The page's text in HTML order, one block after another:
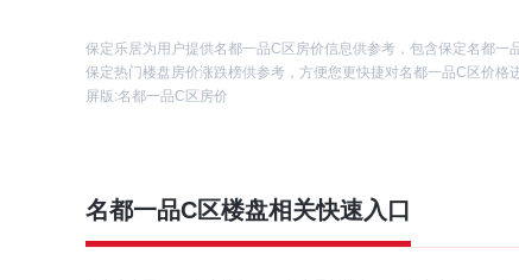
保定乐居为用户提供名都一品C区房价信息供参考，包含保定名都
保定热门楼盘房价涨跌榜供参考，方便您更快捷对名都一品C区价
屏版:名都一品C区房价
名都一品C区楼盘相关快速入口